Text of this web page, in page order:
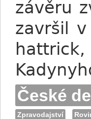
závěru
završil
České
Zpravodajství